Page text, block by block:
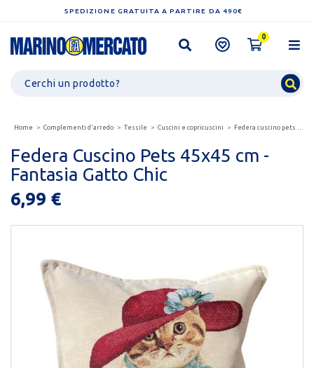
SPEDIZIONE GRATUITA A PARTIRE DA 490€
0
Home Complementi d'arredo Tessile Cuscini e copricuscini Federa cuscino pets 45x45 cm - fantasia gatto chic
Federa Cuscino Pets 45x45 cm -
Fantasia Gatto Chic
6,99 €